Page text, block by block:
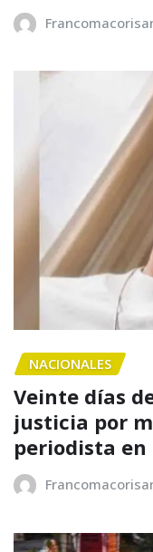
NACIONALES
Veinte días
justicia por
periodista en